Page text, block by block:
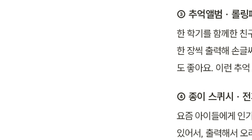
③ 추억앨범 · 롤링
한 학기를 함께한 친
한 장씩 출력해 손글
도 좋아요. 이런 추
④ 종이 스퀴시 ·
요즘 아이들에게 인
있어서, 출력해서 오